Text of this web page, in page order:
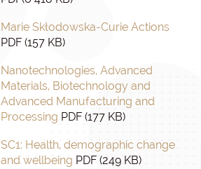
Marie Skłodowska-Curie Actions
PDF (157 KB)
Nanotechnologies, Advanced
Materials, Biotechnology and
Advanced Manufacturing and
Processing PDF (177 KB)
SC1: Health, demographic change
and wellbeing PDF (249 KB)